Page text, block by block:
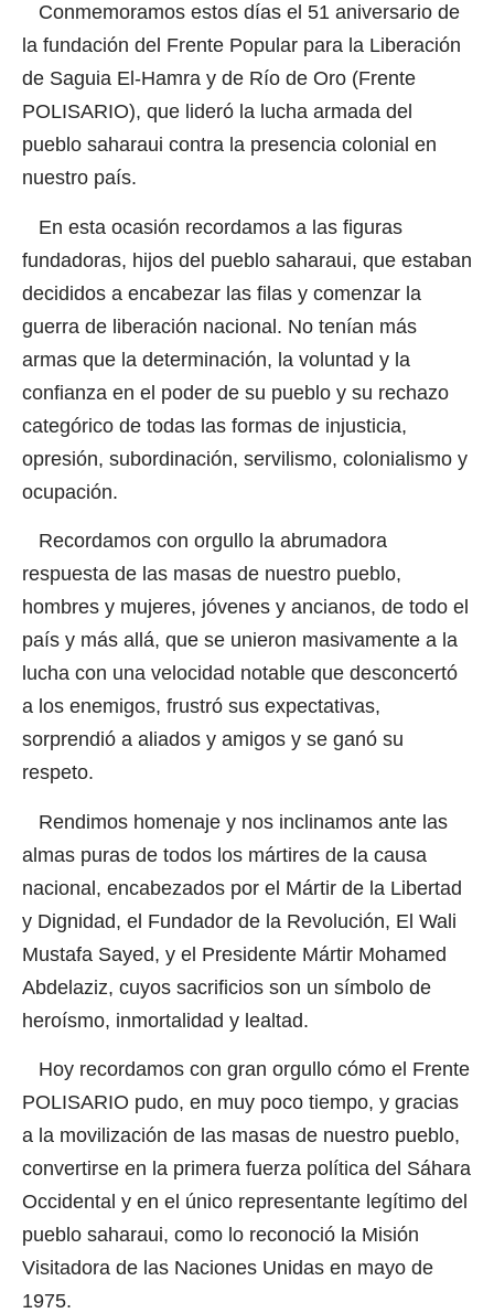
Conmemoramos estos días el 51 aniversario de
la fundación del Frente Popular para la Liberación
de Saguia El-Hamra y de Río de Oro (Frente
POLISARIO), que lideró la lucha armada del
pueblo saharaui contra la presencia colonial en
nuestro país.
En esta ocasión recordamos a las figuras
fundadoras, hijos del pueblo saharaui, que estaban
decididos a encabezar las filas y comenzar la
guerra de liberación nacional. No tenían más
armas que la determinación, la voluntad y la
confianza en el poder de su pueblo y su rechazo
categórico de todas las formas de injusticia,
opresión, subordinación, servilismo, colonialismo y
ocupación.
Recordamos con orgullo la abrumadora
respuesta de las masas de nuestro pueblo,
hombres y mujeres, jóvenes y ancianos, de todo el
país y más allá, que se unieron masivamente a la
lucha con una velocidad notable que desconcertó
a los enemigos, frustró sus expectativas,
sorprendió a aliados y amigos y se ganó su
respeto.
Rendimos homenaje y nos inclinamos ante las
almas puras de todos los mártires de la causa
nacional, encabezados por el Mártir de la Libertad
y Dignidad, el Fundador de la Revolución, El Wali
Mustafa Sayed, y el Presidente Mártir Mohamed
Abdelaziz, cuyos sacrificios son un símbolo de
heroísmo, inmortalidad y lealtad.
Hoy recordamos con gran orgullo cómo el Frente
POLISARIO pudo, en muy poco tiempo, y gracias
a la movilización de las masas de nuestro pueblo,
convertirse en la primera fuerza política del Sáhara
Occidental y en el único representante legítimo del
pueblo saharaui, como lo reconoció la Misión
Visitadora de las Naciones Unidas en mayo de
1975.